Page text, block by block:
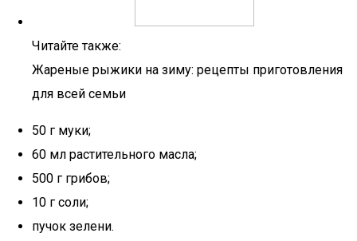
Читайте также:
Жареные рыжики на зиму: рецепты приготовления
для всей семьи
50 г муки;
60 мл растительного масла;
500 г грибов;
10 г соли;
пучок зелени.